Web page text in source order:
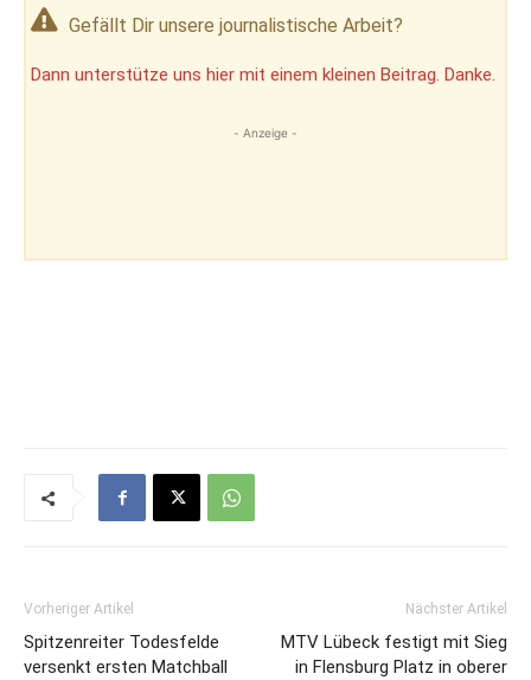
Gefällt Dir unsere journalistische Arbeit?
Dann unterstütze uns hier mit einem kleinen Beitrag. Danke.
- Anzeige -
Vorheriger Artikel
Spitzenreiter Todesfelde
versenkt ersten Matchball
Nächster Artikel
MTV Lübeck festigt mit Sieg
in Flensburg Platz in oberer